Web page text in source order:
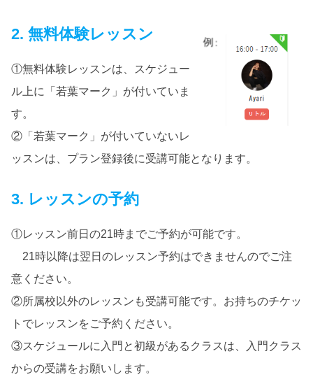
2. 無料体験レッスン
①無料体験レッスンは、スケジュー
ル上に「若葉マーク」が付いていま
す。
②「若葉マーク」が付いていないレ
ッスンは、プラン登録後に受講可能となります。
3. レッスンの予約
①レッスン前日の21時までご予約が可能です。
21時以降は翌日のレッスン予約はできませんのでご注
意ください。
②所属校以外のレッスンも受講可能です。お持ちのチケッ
トでレッスンをご予約ください。
③スケジュールに入門と初級があるクラスは、入門クラス
からの受講をお願いします。